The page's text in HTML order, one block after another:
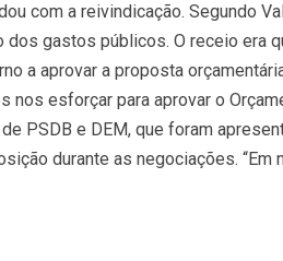
com a reivindicação. Segundo
dos gastos públicos. O receio era
a aprovar a proposta
nos esforçar para aprovar o
PSDB e DEM, que foram
durante as negociações. “Em